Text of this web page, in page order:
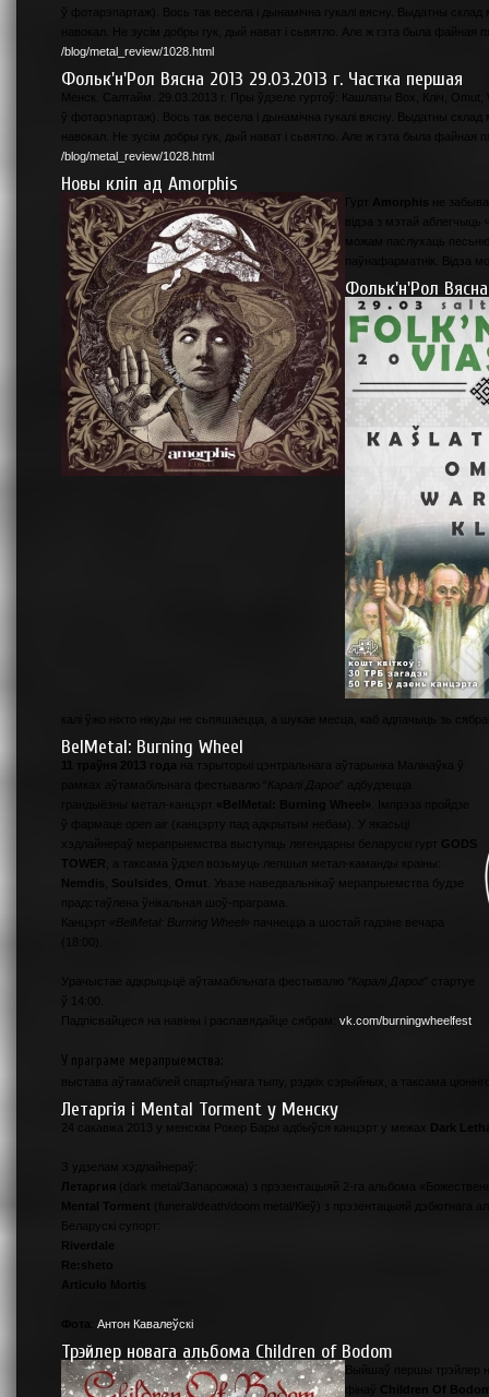
ў фотарэпартаж). Вось так весела і дынамічна гукалі вясну. Выдатны
навокал. Не зусім добры гук, дый нават і сьвятло. Але ж гэта была файная
/blog/metal_review/1028.html
Фольк'н'Рол Вясна 2013 29.03.2013 г. Частка першая
Менск. Салтайм. 29.03.2013 г. Пры ўдзеле гуртоў: Кашлаты Вох, Кліч,
ў фотарэпартаж). Вось так весела і дынамічна гукалі вясну. Выдатны
навокал. Не зусім добры гук, дый нават і сьвятло. Але ж гэта была файная
/blog/metal_review/1028.html
Новы кліп ад Amorphis
відэа з мэтай
можам паслухаць
паўнафарматнік. Відэа
Фольк'н'Рол
калі ўжо ніхто нікуды не сьпяшаецца, а шукае месца, каб адпачыць зь
BelMetal: Burning Wheel
11 траўня 2013 года на тэрыторыі цэнтральнага аўтарынка Малінаўка ў
” адбудзецца
грандыёзны метал-канцэрт
«BelMetal: Burning Wheel»
open air
(канцэрту пад адкрытым небам). У якасьці
хэдлайнераў мерапрыемства выступіць легендарны беларускі гурт
GODS
TOWER , а таксама ўдзел возьмуць лепшыя метал-каманды краіны:
Nemdis
Soulsides Omut . Увазе наведвальнікаў мерапрыемства будзе
прадстаўлена ўнікальная шоў-праграма.
Канцэрт
«BelMetal: Burning Wheel»
пачнецца а шостай гадзіне вечара
Урачыстае адкрыцьцё аўтамабільнага фестывалю
ў 14:00.
Падпісвайцеся на навіны і распавядайце сябрам: vk.com/burningwheelfest
У праграме мерапрыемства:
выстава аўтамабілей спартыўнага тыпу, рэдкіх сэрыйных, а таксама
Летаргiя i Mental Torment у Менску
24 сакавіка 2013 у менскім Рокер Бары адбыўся канцэрт у межах Dark
З удзелам хэдлайнераў:
Летаргия (dark metal/Запарожжа) з прэзентацыяй 2-га альбома
Mental Torment
(funeral/death/doom metal/Кіеў) з прэзентацыяй дэбютнага
Беларускі супорт:
Riverdale
Re:sheto
Антон Кавалеўскі
Трэйлер новага альбома Children of Bodom
Выйшаў першы трэйлер
Children Of